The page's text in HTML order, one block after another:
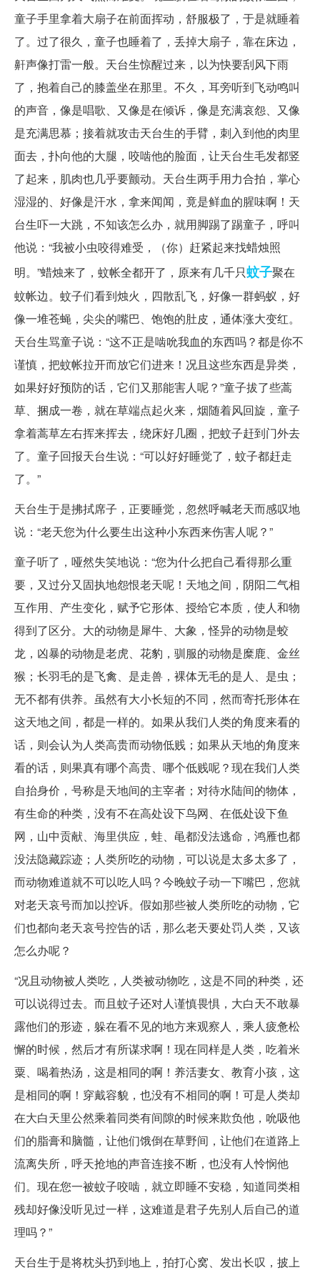
童子手里拿着大扇子在前面挥动，舒服极了，于是就睡着
了。过了很久，童子也睡着了，丢掉大扇子，靠在床边，
鼾声像打雷一般。天台生惊醒过来，以为快要刮风下雨
了，抱着自己的膝盖坐在那里。不久，耳旁听到飞动鸣叫
的声音，像是唱歌、又像是在倾诉，像是充满哀怨、又像
是充满思慕；接着就攻击天台生的手臂，刺入到他的肉里
面去，扑向他的大腿，咬啮他的脸面，让天台生毛发都竖
了起来，肌肉也几乎要颤动。天台生两手用力合拍，掌心
湿湿的、好像是汗水，拿来闻闻，竟是鲜血的腥味啊！天
台生吓一大跳，不知该怎么办，就用脚踢了踢童子，呼叫
他说：“我被小虫咬得难受，（你）赶紧起来找蜡烛照
明。”蜡烛来了，蚊帐全都开了，原来有几千只蚊子聚在
蚊帐边。蚊子们看到烛火，四散乱飞，好像一群蚂蚁，好
像一堆苍蝇，尖尖的嘴巴、饱饱的肚皮，通体涨大变红。
天台生骂童子说：“这不正是啮吮我血的东西吗？都是你不
谨慎，把蚊帐拉开而放它们进来！况且这些东西是异类，
如果好好预防的话，它们又那能害人呢？”童子拔了些蒿
草、捆成一卷，就在草端点起火来，烟随着风回旋，童子
拿着蒿草左右挥来挥去，绕床好几圈，把蚊子赶到门外去
了。童子回报天台生说：“可以好好睡觉了，蚊子都赶走
了。”
天台生于是拂拭席子，正要睡觉，忽然呼喊老天而感叹地
说：“老天您为什么要生出这种小东西来伤害人呢？”
童子听了，哑然失笑地说：“您为什么把自己看得那么重
要，又过分又固执地怨恨老天呢！天地之间，阴阳二气相
互作用、产生变化，赋予它形体、授给它本质，使人和物
得到了区分。大的动物是犀牛、大象，怪异的动物是蛟
龙，凶暴的动物是老虎、花豹，驯服的动物是糜鹿、金丝
猴；长羽毛的是飞禽、是走兽，裸体无毛的是人、是虫；
无不都有供养。虽然有大小长短的不同，然而寄托形体在
这天地之间，都是一样的。如果从我们人类的角度来看的
话，则会认为人类高贵而动物低贱；如果从天地的角度来
看的话，则果真有哪个高贵、哪个低贱呢？现在我们人类
自抬身价，号称是天地间的主宰者；对待水陆间的物体，
有生命的种类，没有不在高处设下鸟网、在低处设下鱼
网，山中贡献、海里供应，蛙、黾都没法逃命，鸿雁也都
没法隐藏踪迹；人类所吃的动物，可以说是太多太多了，
而动物难道就不可以吃人吗？今晚蚊子动一下嘴巴，您就
对老天哀号而加以控诉。假如那些被人类所吃的动物，它
们也都向老天哀号控告的话，那么老天要处罚人类，又该
怎么办呢？
“况且动物被人类吃，人类被动物吃，这是不同的种类，还
可以说得过去。而且蚊子还对人谨慎畏惧，大白天不敢暴
露他们的形迹，躲在看不见的地方来观察人，乘人疲惫松
懈的时候，然后才有所谋求啊！现在同样是人类，吃着米
粟、喝着热汤，这是相同的啊！养活妻女、教育小孩，这
是相同的啊！穿戴容貌，也没有不相同的啊！可是人类却
在大白天里公然乘着同类有间隙的时候来欺负他，吮吸他
们的脂膏和脑髓，让他们饿倒在草野间，让他们在道路上
流离失所，呼天抢地的声音连接不断，也没有人怜悯他
们。现在您一被蚊子咬啮，就立即睡不安稳，知道同类相
残却好像没听见过一样，这难道是君子先别人后自己的道
理吗？”
天台生于是将枕头扔到地上，拍打心窝、发出长叹，披上